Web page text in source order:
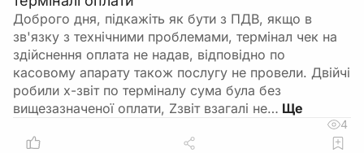
Доброго дня, підкажіть як бути з ПДВ, якщо в
зв'язку з технічними проблемами, термінал чек на
здійснення оплата не надав, відповідно по
касовому апарату також послугу не провели. Двійчі
робили х-звіт по терміналу сума була без
вищезазначеної оплати, Zзвіт взагалі не…
4